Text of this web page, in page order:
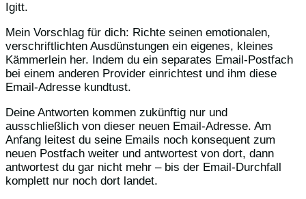
Igitt.
Mein Vorschlag für dich: Richte seinen emotionalen,
verschriftlichten Ausdünstungen ein eigenes, kleines
Kämmerlein her. Indem du ein separates Email-Postfach
bei einem anderen Provider einrichtest und ihm diese
Email-Adresse kundtust.
Deine Antworten kommen zukünftig nur und
ausschließlich von dieser neuen Email-Adresse. Am
Anfang leitest du seine Emails noch konsequent zum
neuen Postfach weiter und antwortest von dort, dann
antwortest du gar nicht mehr – bis der Email-Durchfall
komplett nur noch dort landet.